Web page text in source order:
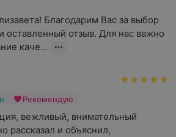
Благодарим Вас за выбор
оставленный отзыв. Для нас важно
каче...
Рекомендую
вежливый, внимательный
рассказал и объяснил,